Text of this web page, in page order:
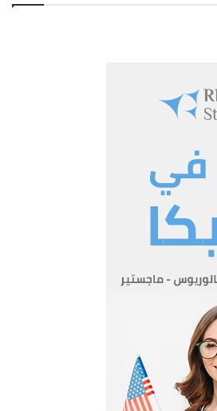
على كل عقد بموجب شروط هذا
ثلاثة اشهر بعد ذلك التاريخ
الفرنسي المقدم بموجب هذا